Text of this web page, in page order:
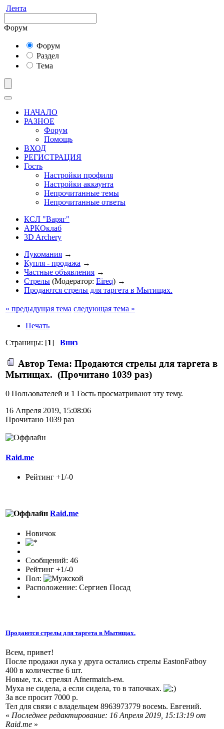
Лента
Форум
Форум
Раздел
Тема
НАЧАЛО
РАЗНОЕ
Форум
Помощь
ВХОД
РЕГИСТРАЦИЯ
Гость
Настройки профиля
Настройки аккаунта
Непрочитанные темы
Непрочитанные ответы
КСЛ "Варяг"
АРКОклаб
3D Archery
Лукомания →
Купля - продажа →
Частные объявления →
Стрелы (Модератор: Eireq) →
Продаются стрелы для таргета в Мытищах.
« предыдущая тема следующая тема »
Печать
Страницы: [1] Вниз
Автор Тема: Продаются стрелы для таргета в
Мытищах. (Прочитано 1039 раз)
0 Пользователей и 1 Гость просматривают эту тему.
16 Апреля 2019, 15:08:06
Прочитано 1039 раз
Raid.me
Рейтинг +1/-0
Raid.me
Новичок
Сообщений: 46
Рейтинг +1/-0
Пол:
Расположение: Сергиев Посад
Продаются стрелы для таргета в Мытищах.
Всем, привет!
После продажи лука у друга остались стрелы EastonFatboy
400 в количестве 6 шт.
Новые, т.к. стрелял Afnermatch-ем.
Муха не сидела, а если сидела, то в тапочках.
За все просит 7000 р.
Тел для связи с владельцем 8963973779 восемь. Евгений.
« Последнее редактирование: 16 Апреля 2019, 15:13:19 от
Raid.me »